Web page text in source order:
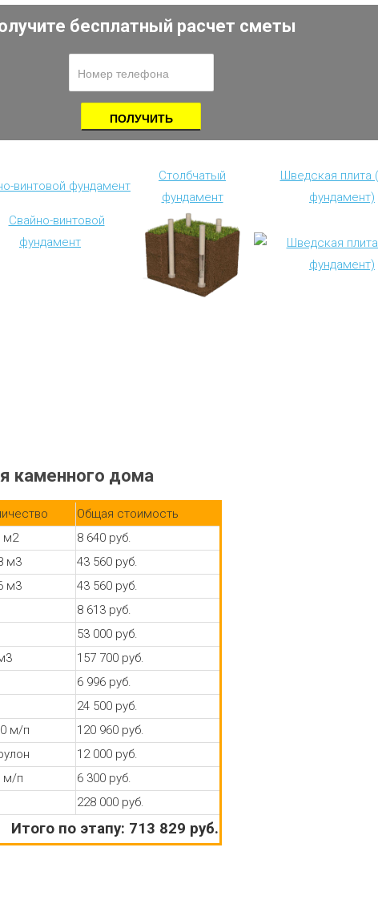
бесплатный расчет сметы
винтовой фундамент
Столбчатый
фундамент
Шведская плита
фундамент)
каменного дома
Общая стоимость
м2
8 640 руб.
м3
43 560 руб.
м3
43 560 руб.
8 613 руб.
53 000 руб.
157 700 руб.
6 996 руб.
24 500 руб.
м/п
120 960 руб.
12 000 руб.
м/п
6 300 руб.
228 000 руб.
Итого по этапу: 713 829 руб.